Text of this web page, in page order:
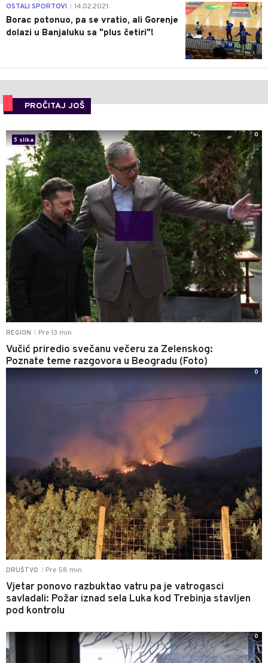
3
OSTALI SPORTOVI 14.02.2021.
Borac potonuo, pa se vratio, ali Gorenje
dolazi u Banjaluku sa "plus četiri"!
PROČITAJ JOŠ
REGION Pre 13 min
Vučić priredio svečanu večeru za Zelenskog:
Poznate teme razgovora u Beogradu (Foto)
5 slika
0
DRUŠTVO Pre 58 min
Vjetar ponovo razbuktao vatru pa je vatrogasci
savladali: Požar iznad sela Luka kod Trebinja stavljen
pod kontrolu
0
0